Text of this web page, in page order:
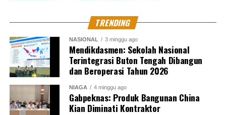
TRENDING
NASIONAL 3 minggu ago
Mendikdasmen: Sekolah Nasional
Terintegrasi Buton Tengah Dibangun
dan Beroperasi Tahun 2026
NIAGA 4 minggu ago
Gabpeknas: Produk Bangunan China
Kian Diminati Kontraktor